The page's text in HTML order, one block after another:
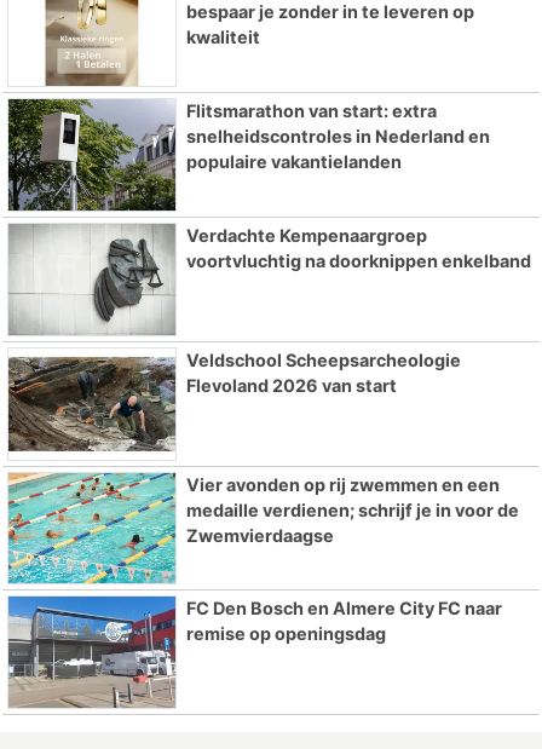
bespaar je zonder in te leveren op
kwaliteit
Flitsmarathon van start: extra
snelheidscontroles in Nederland en
populaire vakantielanden
Verdachte Kempenaargroep
voortvluchtig na doorknippen enkelband
Veldschool Scheepsarcheologie
Flevoland 2026 van start
Vier avonden op rij zwemmen en een
medaille verdienen; schrijf je in voor de
Zwemvierdaagse
FC Den Bosch en Almere City FC naar
remise op openingsdag